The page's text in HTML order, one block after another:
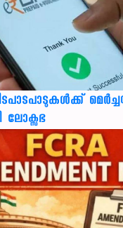
ലോക്സഭ